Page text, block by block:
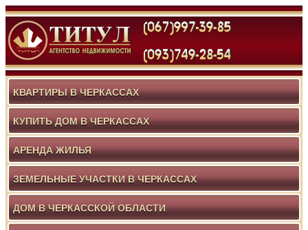
КВАРТИРЫ В ЧЕРКАССАХ
КУПИТЬ ДОМ В ЧЕРКАССАХ
АРЕНДА ЖИЛЬЯ
ЗЕМЕЛЬНЫЕ УЧАСТКИ В ЧЕРКАССАХ
ДОМ В ЧЕРКАССКОЙ ОБЛАСТИ